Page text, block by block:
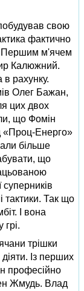
свою
фактично
Першим м'ячем
Калюжний.
рахунку.
Олег Бажан,
цих двох
що Фомін
«Проц-Енерго»
більше
що
тактики. Так що
І вона
грі.
трішки
Із перших
професійно
Жмудь. Влад